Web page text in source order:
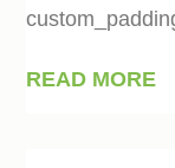
READ MORE